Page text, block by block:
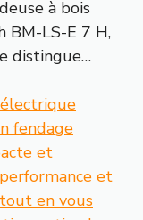
à bois
BM-LS-E 7 H,
distingue…